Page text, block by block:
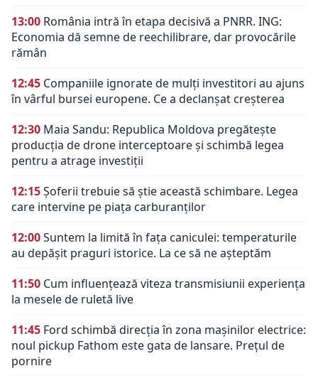
13:00 România intră în etapa decisivă a PNRR. ING:
Economia dă semne de reechilibrare, dar provocările
rămân
12:45 Companiile ignorate de mulți investitori au ajuns
în vârful bursei europene. Ce a declanșat creșterea
12:30 Maia Sandu: Republica Moldova pregătește
producția de drone interceptoare și schimbă legea
pentru a atrage investiții
12:15Șoferii trebuie să știe această schimbare. Legea
care intervine pe piața carburanților
12:00Suntem la limită în fața caniculei: temperaturile
au depășit praguri istorice. La ce să ne așteptăm
11:50 Cum influențează viteza transmisiunii experiența
la mesele de ruletă live
11:45 Ford schimbă direcția în zona mașinilor electrice:
noul pickup Fathom este gata de lansare. Prețul de
pornire